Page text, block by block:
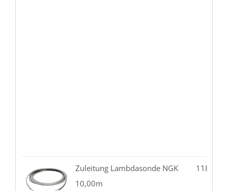
Zuleitung Lambdasonde NGK
10,00m
118.02-